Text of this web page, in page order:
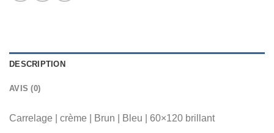
DESCRIPTION
AVIS (0)
Carrelage | crème | Brun | Bleu | 60×120 brillant